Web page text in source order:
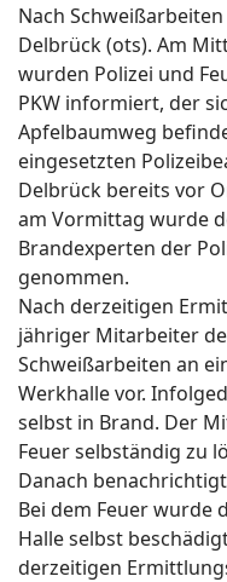
Nach
Delbrück (ots). Am
wurden Polizei und
PKW informiert, der
Apfelbaumweg
eingesetzten
Delbrück bereits vor
am Vormittag wurde
Brandexperten der
genommen.
Nach derzeitigen
jähriger Mitarbeiter
Schweißarbeiten an
Werkhalle vor.
selbst in Brand. Der
Feuer selbständig zu
Danach
Bei dem Feuer wurde
Halle selbst
derzeitigen